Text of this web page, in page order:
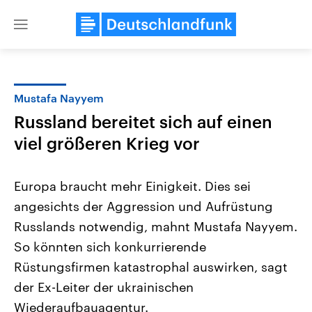
Close
Landtagswahl Sachsen-Anhalt
2026
Alle Informationen
Sachsen-Anhalt wählt am 6.
September 2026 einen neuen
Bundesland von einer Koalition aus
USA
Aktuelle Beiträge,
Hintergründe
Wirtschaftlich und
gehören die Vereinigten
Mustafa Nayyem
Russland bereitet sich auf einen
viel größeren Krieg vor
Europa braucht mehr Einigkeit. Dies sei
angesichts der Aggression und Aufrüstung
Russlands notwendig, mahnt Mustafa Nayyem.
So könnten sich konkurrierende
Rüstungsfirmen katastrophal auswirken, sagt
der Ex-Leiter der ukrainischen
Wiederaufbauagentur.